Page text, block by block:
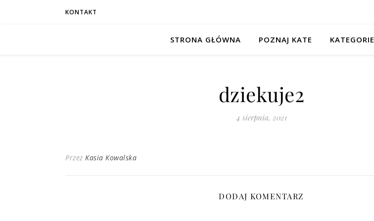
KONTAKT
STRONA GŁÓWNA POZNAJ KATE KATEGORIE
dziekuje2
4 sierpnia, 2021
Przez Kasia Kowalska
DODAJ KOMENTARZ